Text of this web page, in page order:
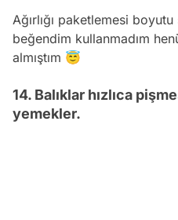
Ağırlığı paketlemesi
beğendim kullanmadım
almıştım 😇
14. Balıklar hızlıca
yemekler.